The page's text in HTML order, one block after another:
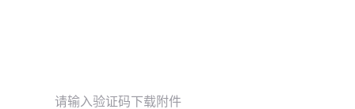
请输入验证码下载附件